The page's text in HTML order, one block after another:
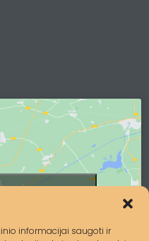
informacijai saugoti ir
priimtumėte